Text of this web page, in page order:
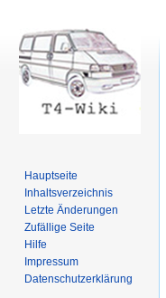
Hauptseite
Inhaltsverzeichnis
Letzte Änderungen
Zufällige Seite
Hilfe
Impressum
Datenschutzerklärung